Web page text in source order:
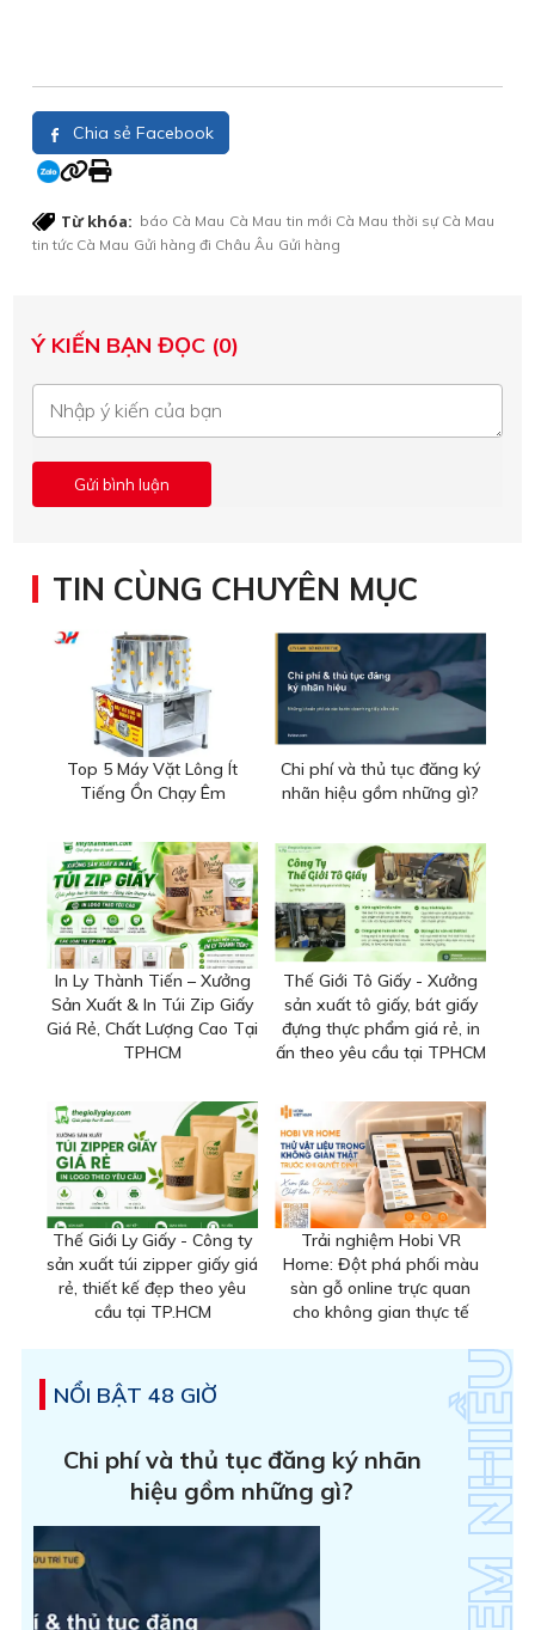
Chia sẻ Facebook
Từ khóa: báo Cà Mau Cà Mau tin mới Cà Mau thời sự Cà Mau
tin tức Cà Mau Gửi hàng đi Châu Âu Gửi hàng
Ý KIẾN BẠN ĐỌC (0)
TIN CÙNG CHUYÊN MỤC
Top 5 Máy Vặt Lông Ít
Tiếng Ồn Chạy Êm
Chi phí và thủ tục đăng ký
nhãn hiệu gồm những gì?
In Ly Thành Tiến – Xưởng
Sản Xuất & In Túi Zip Giấy
Giá Rẻ, Chất Lượng Cao Tại
TPHCM
Thế Giới Tô Giấy - Xưởng
sản xuất tô giấy, bát giấy
đựng thực phẩm giá rẻ, in
ấn theo yêu cầu tại TPHCM
Thế Giới Ly Giấy - Công ty
sản xuất túi zipper giấy giá
rẻ, thiết kế đẹp theo yêu
cầu tại TP.HCM
Trải nghiệm Hobi VR
Home: Đột phá phối màu
sàn gỗ online trực quan
cho không gian thực tế
NỔI BẬT 48 GIỜ
Chi phí và thủ tục đăng ký nhãn
hiệu gồm những gì?